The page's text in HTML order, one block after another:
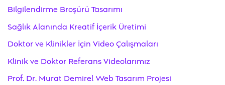
Bilgilendirme Broşürü Tasarımı
Sağlık Alanında Kreatif İçerik Üretimi
Doktor ve Klinikler İçin Video Çalışmaları
Klinik ve Doktor Referans Videolarımız
Prof. Dr. Murat Demirel Web Tasarım Projesi